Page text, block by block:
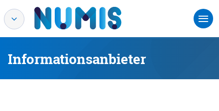
Informationsanbieter